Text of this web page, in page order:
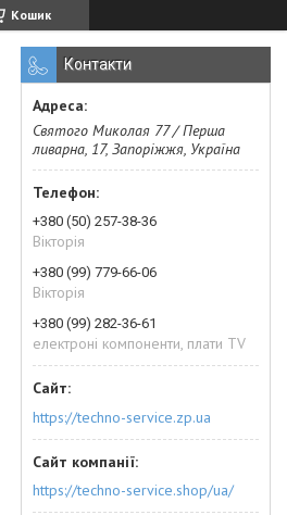
Кошик
Контакти
Святого Миколая 77 / Перша
ливарна, 17, Запоріжжя, Україна
+380 (50) 257-38-36
Вікторія
+380 (99) 779-66-06
Вікторія
+380 (99) 282-36-61
електроні компоненти, плати TV
https://techno-service.zp.ua
https://techno-service.shop/ua/